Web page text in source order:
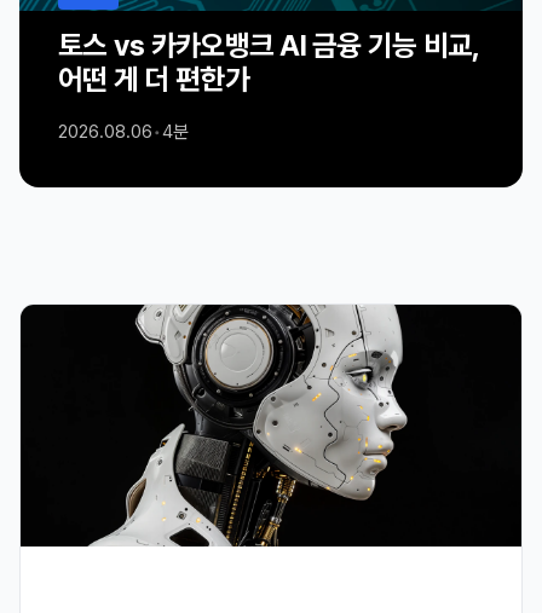
토스 vs 카카오뱅크 AI 금융 기능 비교,
어떤 게 더 편한가
2026.08.06•4분